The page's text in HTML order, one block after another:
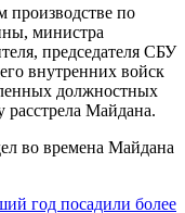
производстве по
министра
председателя СБУ
внутренних войск
должностных
расстрела Майдана.
во времена Майдана
год посадили более